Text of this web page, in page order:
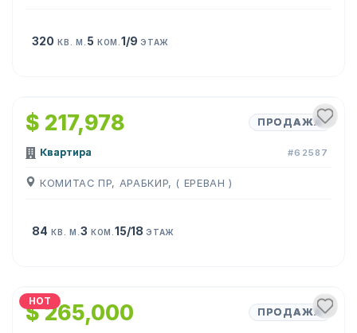
320 КВ. М. 5 КОМ.1/9ЭТАЖ
$ 217,978 ПРОДАЖА
Квартира #62587
КОМИТАС ПР, АРАБКИР, ( ЕРЕВАН )
84 КВ. М. 3 КОМ.15/18ЭТАЖ
HOT
$ 265,000 ПРОДАЖА